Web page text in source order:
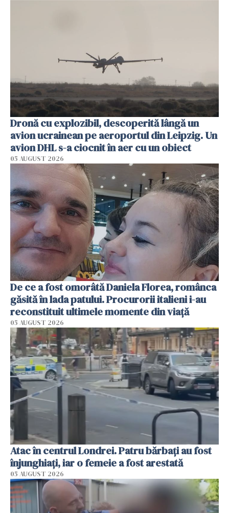
Dronă cu explozibil, descoperită lângă un
avion ucrainean pe aeroportul din Leipzig. Un
avion DHL s-a ciocnit în aer cu un obiect
05 AUGUST 2026
De ce a fost omorâtă Daniela Florea, românca
găsită în lada patului. Procurorii italieni i-au
reconstituit ultimele momente din viață
05 AUGUST 2026
Atac în centrul Londrei. Patru bărbați au fost
înjunghiați, iar o femeie a fost arestată
05 AUGUST 2026